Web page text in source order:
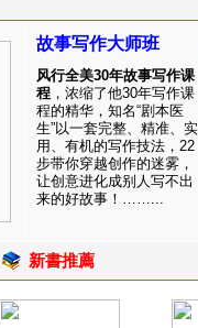
故事写作大师班
风行全美30年故事写作课
程 ，浓缩了他30年写作课
程的精华，知名“剧本医
生”以一套完整、精准、实
用、有机的写作技法，22
步带你穿越创作的迷雾，
让创意进化成别人写不出
来的好故事！……...
新書推薦